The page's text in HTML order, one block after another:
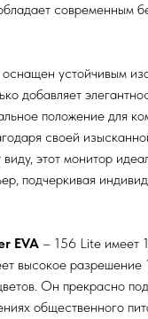
современным
устойчивым
добавляет
положение для
своей
этот монитор
подчеркивая
EVA – 156 Lite имеет
высокое
Он прекрасно
общественного